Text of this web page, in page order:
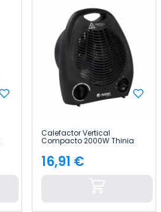
Calefactor Vertical
Compacto 2000W Thinia
Precio
16,91 €